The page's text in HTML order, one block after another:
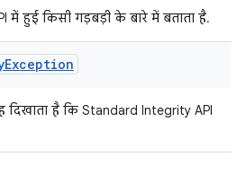
में हुई किसी गड़बड़ी के बारे में बताता है.
Exception
है कि Standard Integrity API